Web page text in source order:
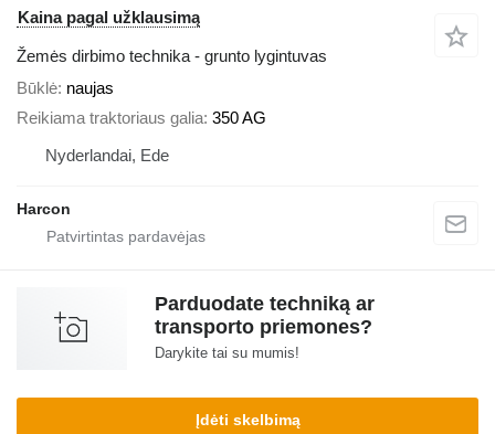
Kaina pagal užklausimą
Žemės dirbimo technika - grunto lygintuvas
Būklė naujas
Reikiama traktoriaus galia 350 AG
Nyderlandai, Ede
Harcon
Parduodate techniką ar
transporto priemones?
Darykite tai su mumis!
Įdėti skelbimą